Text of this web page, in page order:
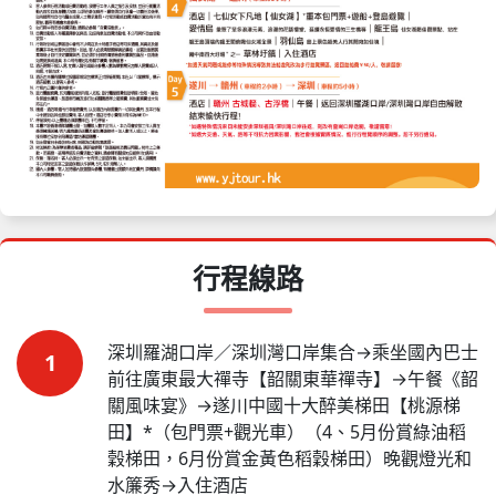
行程線路
1
深圳羅湖口岸／深圳灣口岸集合→乘坐國內巴士
前往廣東最大禪寺【韶關東華禪寺】→午餐《韶
關風味宴》→遂川中國十大醉美梯田【桃源梯
田】*（包門票+觀光車）（4、5月份賞綠油稻
穀梯田，6月份賞金黃色稻穀梯田）晚觀燈光和
水簾秀→入住酒店